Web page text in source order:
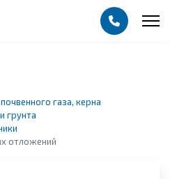
газа, керна
грунта
отложений